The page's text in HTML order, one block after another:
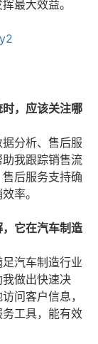
最大效益。
，应该关注哪
分析、售后服
我跟踪销售流
后服务支持确
率。
它在汽车制造
汽车制造行业
做出快速决
问客户信息，
工具，能有效